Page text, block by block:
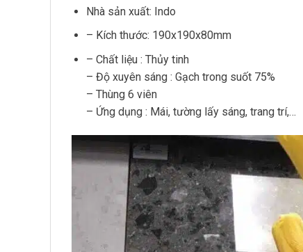
Nhà sản xuất: Indo
– Kích thước: 190x190x80mm
– Chất liệu : Thủy tinh
– Độ xuyên sáng : Gạch trong suốt 75%
– Thùng 6 viên
– Ứng dụng : Mái, tường lấy sáng, trang trí,…